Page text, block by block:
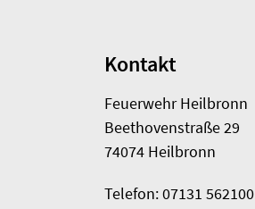
Kontakt
Feuerwehr Heilbronn
Beethovenstraße 29
74074 Heilbronn
Telefon: 07131 562100